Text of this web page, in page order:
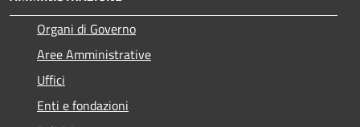
Organi di Governo
Aree Amministrative
Uffici
Enti e fondazioni